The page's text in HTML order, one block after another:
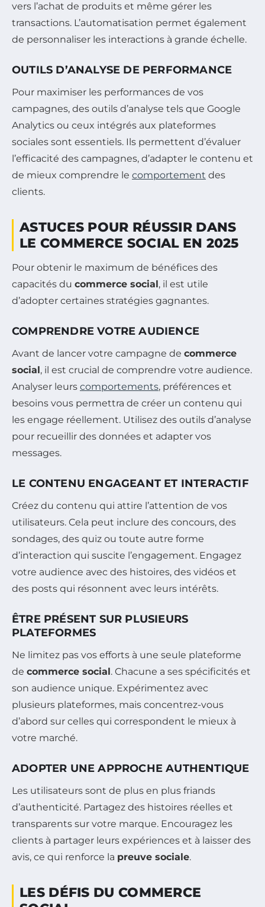
vers l’achat de produits et même gérer les
transactions. L’automatisation permet également
de personnaliser les interactions à grande échelle.
OUTILS D’ANALYSE DE PERFORMANCE
Pour maximiser les performances de vos
campagnes, des outils d’analyse tels que Google
Analytics ou ceux intégrés aux plateformes
sociales sont essentiels. Ils permettent d’évaluer
l’efficacité des campagnes, d’adapter le contenu et
de mieux comprendre le comportement des
clients.
ASTUCES POUR RÉUSSIR DANS
LE COMMERCE SOCIAL EN 2025
Pour obtenir le maximum de bénéfices des
capacités du commerce social, il est utile
d’adopter certaines stratégies gagnantes.
COMPRENDRE VOTRE AUDIENCE
Avant de lancer votre campagne de commerce
social, il est crucial de comprendre votre audience.
Analyser leurs comportements, préférences et
besoins vous permettra de créer un contenu qui
les engage réellement. Utilisez des outils d’analyse
pour recueillir des données et adapter vos
messages.
LE CONTENU ENGAGEANT ET INTERACTIF
Créez du contenu qui attire l’attention de vos
utilisateurs. Cela peut inclure des concours, des
sondages, des quiz ou toute autre forme
d’interaction qui suscite l’engagement. Engagez
votre audience avec des histoires, des vidéos et
des posts qui résonnent avec leurs intérêts.
ÊTRE PRÉSENT SUR PLUSIEURS
PLATEFORMES
Ne limitez pas vos efforts à une seule plateforme
de commerce social. Chacune a ses spécificités et
son audience unique. Expérimentez avec
plusieurs plateformes, mais concentrez-vous
d’abord sur celles qui correspondent le mieux à
votre marché.
ADOPTER UNE APPROCHE AUTHENTIQUE
Les utilisateurs sont de plus en plus friands
d’authenticité. Partagez des histoires réelles et
transparents sur votre marque. Encouragez les
clients à partager leurs expériences et à laisser des
avis, ce qui renforce la preuve sociale.
LES DÉFIS DU COMMERCE